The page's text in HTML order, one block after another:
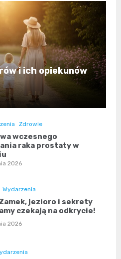
i ich opiekunów
Zdrowie
wczesnego
raka prostaty w
2026
Wydarzenia
jezioro i sekrety
czekają na odkrycie!
2026